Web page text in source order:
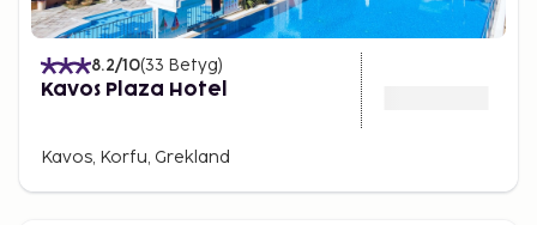
8.2/10(33 Betyg)
Kavos Plaza Hotel
Kavos, Korfu, Grekland